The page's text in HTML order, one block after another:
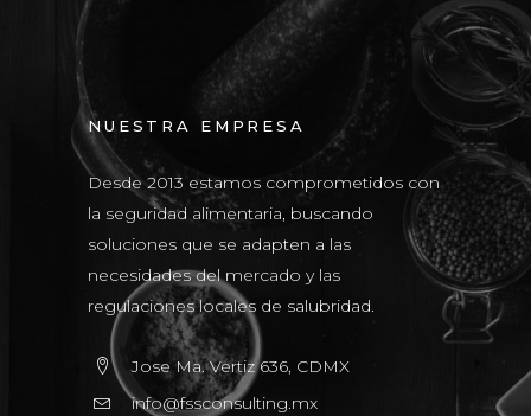
NUESTRA EMPRESA
Desde 2013 estamos comprometidos con
la seguridad alimentaria, buscando
soluciones que se adapten a las
necesidades del mercado y las
regulaciones locales de salubridad.
Jose Ma. Vertiz 636, CDMX
info@fssconsulting.mx